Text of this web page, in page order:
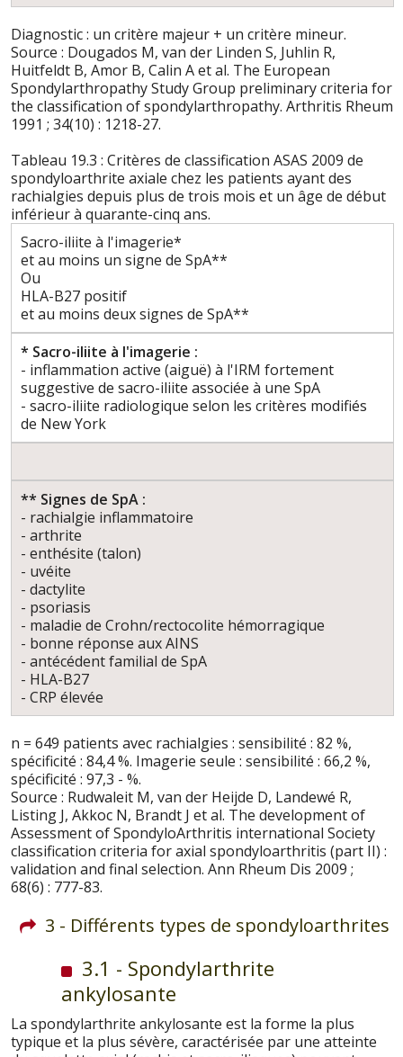
Diagnostic : un critère majeur + un critère mineur.
Source : Dougados M, van der Linden S, Juhlin R,
Huitfeldt B, Amor B, Calin A et al. The European
Spondylarthropathy Study Group preliminary criteria for
the classification of spondylarthropathy. Arthritis Rheum
1991 ; 34(10) : 1218-27.
Tableau 19.3 : Critères de classification ASAS 2009 de
spondyloarthrite axiale chez les patients ayant des
rachialgies depuis plus de trois mois et un âge de début
inférieur à quarante-cinq ans.
Sacro-iliite à l'imagerie*
et au moins un signe de SpA**
Ou
HLA-B27 positif
et au moins deux signes de SpA**
* Sacro-iliite à l'imagerie :
- inflammation active (aiguë) à l'IRM fortement
suggestive de sacro-iliite associée à une SpA
- sacro-iliite radiologique selon les critères modifiés
de New York
** Signes de SpA :
- rachialgie inflammatoire
- arthrite
- enthésite (talon)
- uvéite
- dactylite
- psoriasis
- maladie de Crohn/rectocolite hémorragique
- bonne réponse aux AINS
- antécédent familial de SpA
- HLA-B27
- CRP élevée
n = 649 patients avec rachialgies : sensibilité : 82 %,
spécificité : 84,4 %. Imagerie seule : sensibilité : 66,2 %,
spécificité : 97,3 - %.
Source : Rudwaleit M, van der Heijde D, Landewé R,
Listing J, Akkoc N, Brandt J et al. The development of
Assessment of SpondyloArthritis international Society
classification criteria for axial spondyloarthritis (part II) :
validation and final selection. Ann Rheum Dis 2009 ;
68(6) : 777-83.
3 - Différents types de spondyloarthrites
3.1 - Spondylarthrite
ankylosante
La spondylarthrite ankylosante est la forme la plus
typique et la plus sévère, caractérisée par une atteinte